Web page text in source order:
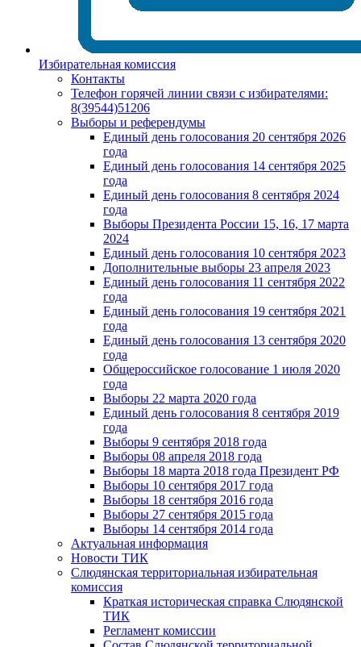
Избирательная комиссия
Контакты
Телефон горячей линии связи с избирателями:
8(39544)51206
Выборы и референдумы
Единый день голосования 20 сентября 2026
года
Единый день голосования 14 сентября 2025
года
Единый день голосования 8 сентября 2024
года
Выборы Президента России 15, 16, 17 марта
2024
Единый день голосования 10 сентября 2023
Дополнительные выборы 23 апреля 2023
Единый день голосования 11 сентября 2022
года
Единый день голосования 19 сентября 2021
года
Единый день голосования 13 сентября 2020
года
Общероссийское голосование 1 июля 2020
года
Выборы 22 марта 2020 года
Единый день голосования 8 сентября 2019
года
Выборы 9 сентября 2018 года
Выборы 08 апреля 2018 года
Выборы 18 марта 2018 года Президент РФ
Выборы 10 сентября 2017 года
Выборы 18 сентября 2016 года
Выборы 27 сентября 2015 года
Выборы 14 сентября 2014 года
Актуальная информация
Новости ТИК
Слюдянская территориальная избирательная
комиссия
Краткая историческая справка Слюдянской
ТИК
Регламент комиссии